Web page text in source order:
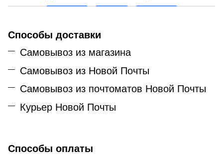
Способы доставки
Самовывоз из магазина
Самовывоз из Новой Почты
Самовывоз из почтоматов Новой Почты
Курьер Новой Почты
Способы оплаты